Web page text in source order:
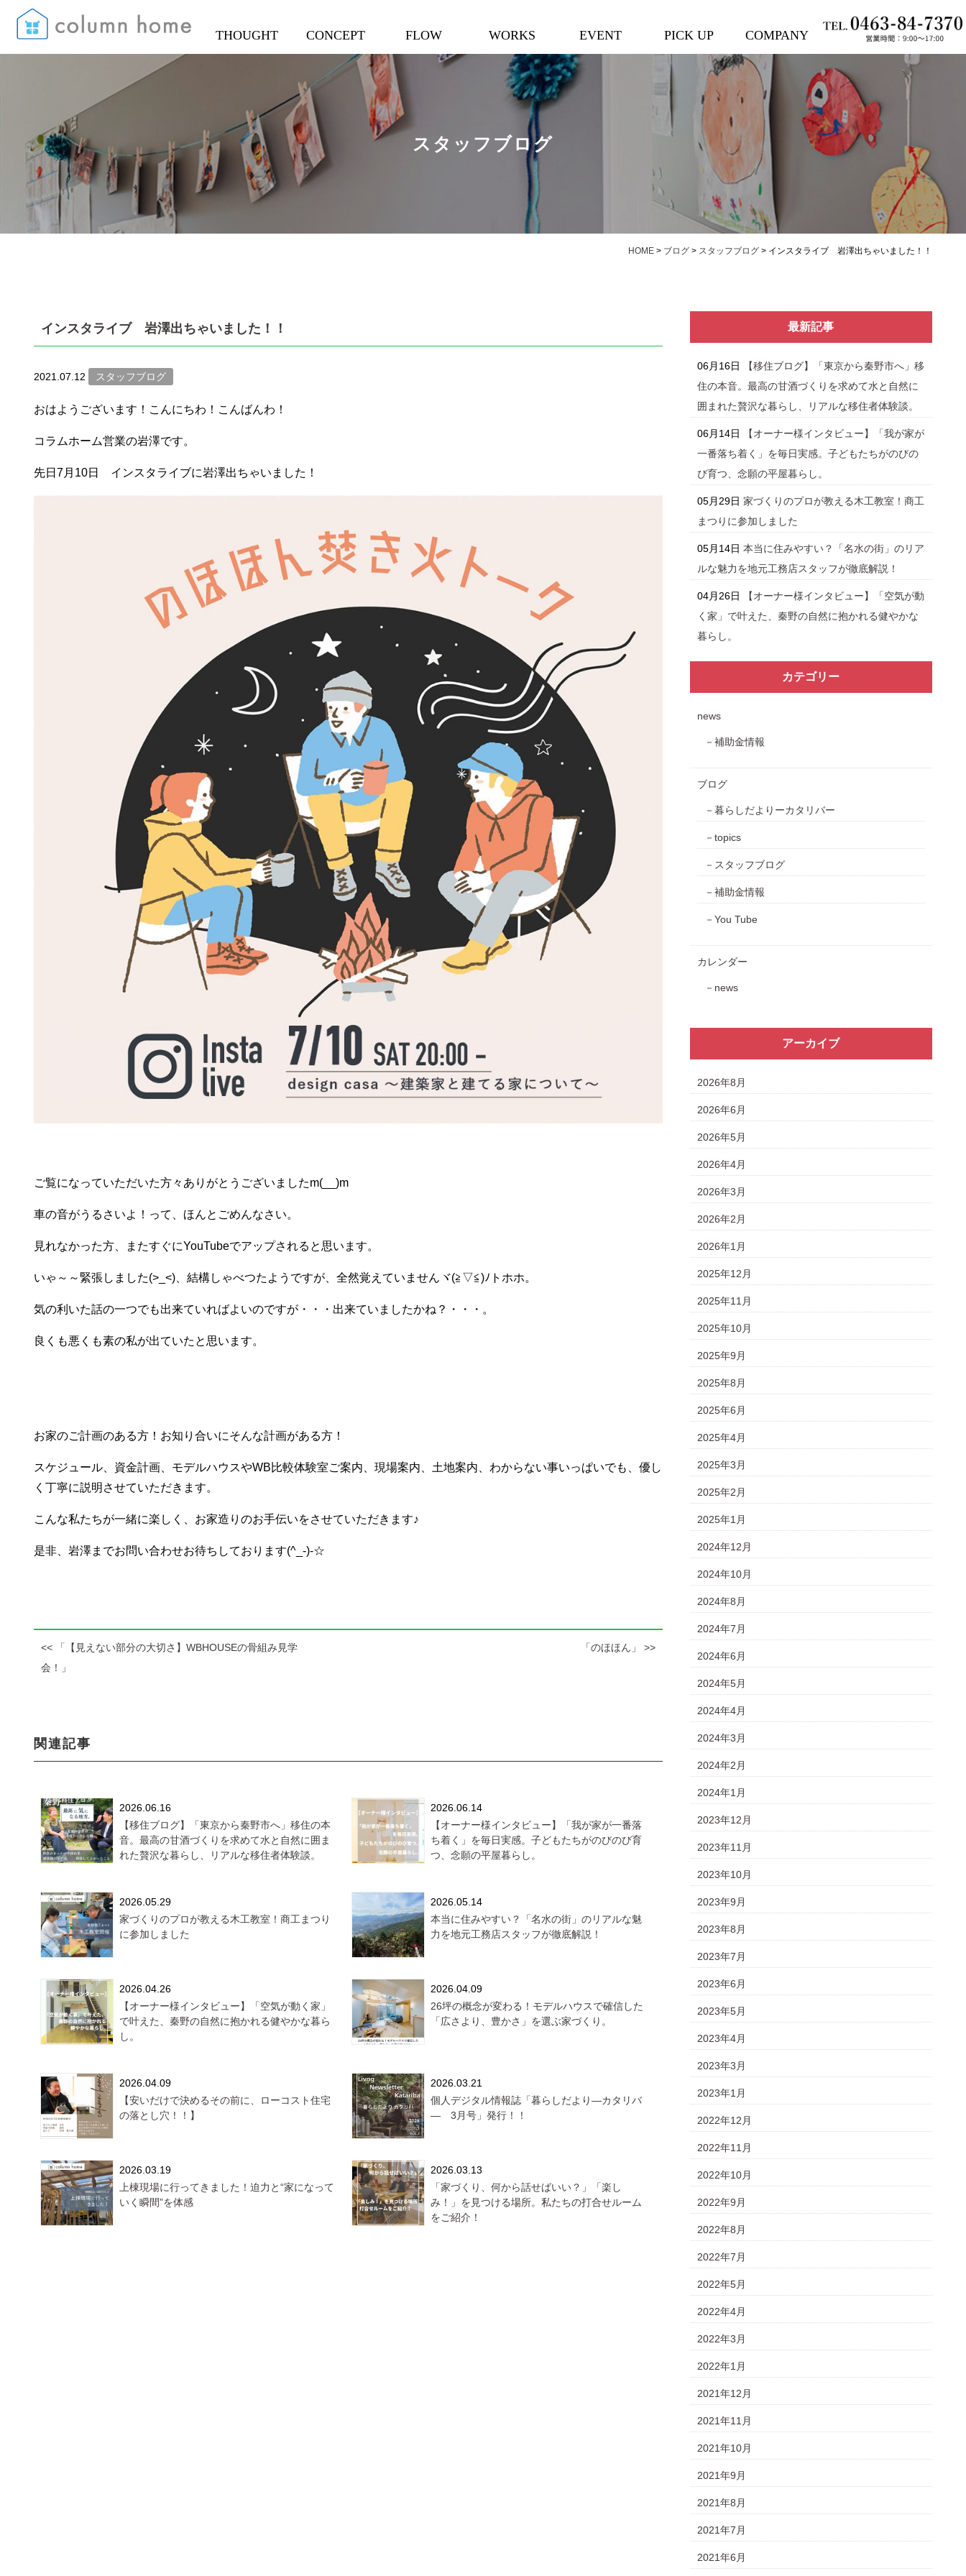
THOUGHT CONCEPT FLOW WORKS EVENT PICK UP COMPANY
スタッフブログ
HOME > ブログ > スタッフブログ > インスタライブ 岩澤出ちゃいました！！
インスタライブ 岩澤出ちゃいました！！
2021.07.12 スタッフブログ
おはようございます！こんにちわ！こんばんわ！
コラムホーム営業の岩澤です。
先日7月10日 インスタライブに岩澤出ちゃいました！
ご覧になっていただいた方々ありがとうございましたm(__)m
車の音がうるさいよ！って、ほんとごめんなさい。
見れなかった方、またすぐにYouTubeでアップされると思います。
いゃ～～緊張しました(>_<)、結構しゃべつたようですが、全然覚えていませんヾ(≧▽≦)ﾉトホホ。
気の利いた話の一つでも出来ていればよいのですが・・・出来ていましたかね？・・・。
良くも悪くも素の私が出ていたと思います。
お家のご計画のある方！お知り合いにそんな計画がある方！
スケジュール、資金計画、モデルハウスやWB比較体験室ご案内、現場案内、土地案内、わからない事いっぱいでも、優し
く丁寧に説明させていただきます。
こんな私たちが一緒に楽しく、お家造りのお手伝いをさせていただきます♪
是非、岩澤までお問い合わせお待ちしております(^_-)-☆
<< 「【見えない部分の大切さ】WBHOUSEの骨組み見学
会！」
「のほほん」 >>
関連記事
2026.06.16
【移住ブログ】「東京から秦野市へ」移住の本
音。最高の甘酒づくりを求めて水と自然に囲ま
れた贅沢な暮らし、リアルな移住者体験談。
2026.06.14
【オーナー様インタビュー】「我が家が一番落
ち着く」を毎日実感。子どもたちがのびのび育
つ、念願の平屋暮らし。
2026.05.29
家づくりのプロが教える木工教室！商工まつり
に参加しました
2026.05.14
本当に住みやすい？「名水の街」のリアルな魅
力を地元工務店スタッフが徹底解説！
2026.04.26
【オーナー様インタビュー】「空気が動く家」
で叶えた、秦野の自然に抱かれる健やかな暮ら
し。
2026.04.09
26坪の概念が変わる！モデルハウスで確信した
「広さより、豊かさ」を選ぶ家づくり。
2026.04.09
【安いだけで決めるその前に、ローコスト住宅
の落とし穴！！】
2026.03.21
個人デジタル情報誌「暮らしだより―カタリバ
― 3月号」発行！！
2026.03.19
上棟現場に行ってきました！迫力と“家になって
いく瞬間”を体感
2026.03.13
「家づくり、何から話せばいい？」「楽し
み！」を見つける場所。私たちの打合せルーム
をご紹介！
最新記事
06月16日
【移住ブログ】「東京から秦野市へ」移
住の本音。最高の甘酒づくりを求めて水と自然に
囲まれた贅沢な暮らし、リアルな移住者体験談。
06月14日
【オーナー様インタビュー】「我が家が
一番落ち着く」を毎日実感。子どもたちがのびの
び育つ、念願の平屋暮らし。
05月29日 家づくりのプロが教える木工教室！商工
まつりに参加しました
05月14日 本当に住みやすい？「名水の街」のリア
ルな魅力を地元工務店スタッフが徹底解説！
04月26日
【オーナー様インタビュー】「空気が動
く家」で叶えた、秦野の自然に抱かれる健やかな
暮らし。
カテゴリー
news
補助金情報
ブログ
暮らしだよりーカタリバー
topics
スタッフブログ
補助金情報
You Tube
カレンダー
news
アーカイブ
2026年8月
2026年6月
2026年5月
2026年4月
2026年3月
2026年2月
2026年1月
2025年12月
2025年11月
2025年10月
2025年9月
2025年8月
2025年6月
2025年4月
2025年3月
2025年2月
2025年1月
2024年12月
2024年10月
2024年8月
2024年7月
2024年6月
2024年5月
2024年4月
2024年3月
2024年2月
2024年1月
2023年12月
2023年11月
2023年10月
2023年9月
2023年8月
2023年7月
2023年6月
2023年5月
2023年4月
2023年3月
2023年1月
2022年12月
2022年11月
2022年10月
2022年9月
2022年8月
2022年7月
2022年5月
2022年4月
2022年3月
2022年1月
2021年12月
2021年11月
2021年10月
2021年9月
2021年8月
2021年7月
2021年6月